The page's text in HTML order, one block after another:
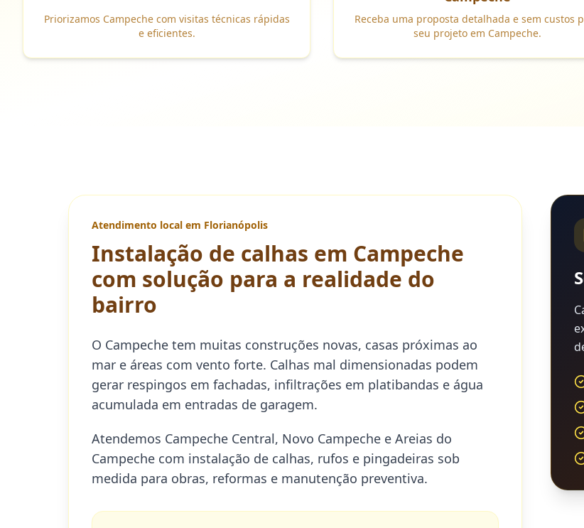
Priorizamos Campeche com visitas técnicas rápidas
e eficientes.
Receba uma proposta detalhada e sem custos
seu projeto em Campeche.
Atendimento local em Florianópolis
Instalação de calhas em Campeche
com solução para a realidade do
bairro
O Campeche tem muitas construções novas, casas próximas ao
mar e áreas com vento forte. Calhas mal dimensionadas podem
gerar respingos em fachadas, infiltrações em platibandas e água
acumulada em entradas de garagem.
Atendemos Campeche Central, Novo Campeche e Areias do
Campeche com instalação de calhas, rufos e pingadeiras sob
medida para obras, reformas e manutenção preventiva.